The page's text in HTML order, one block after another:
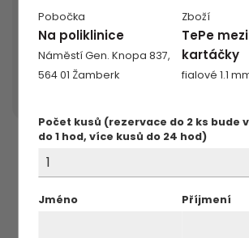
Pobočka
Na poliklinice
Náměstí Gen. Knopa 837,
564 01 Žamberk
Zboží
TePe
kartáčky
fialové 1.1
Počet kusů (rezervace do 2 ks bude
do 1 hod, více kusů do 24 hod)
Jméno Příjmení
TePe mezizubní
červené 0.5 mm, 8 ks
129 Kč 129 Kč